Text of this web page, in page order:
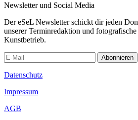
Newsletter und Social Media
Der eSeL Newsletter schickt dir jeden
unserer Terminredaktion und
Kunstbetrieb.
Abonnieren
Datenschutz
Impressum
AGB